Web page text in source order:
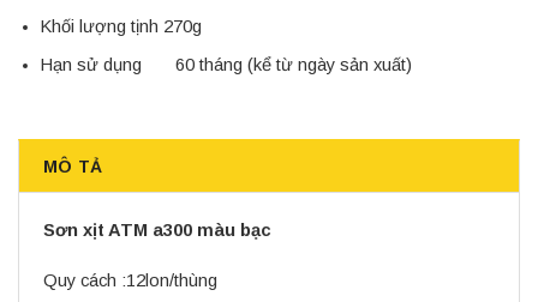
Khối lượng tịnh 270g
Hạn sử dụng 60 tháng (kể từ ngày sản xuất)
MÔ TẢ
Sơn xịt ATM a300 màu bạc
Quy cách :12lon/thùng